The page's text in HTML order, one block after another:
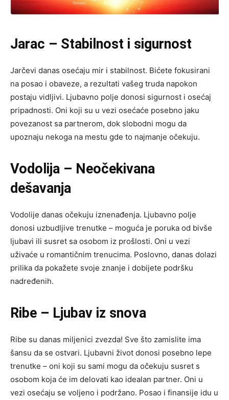
Jarac – Stabilnost i sigurnost
Jarčevi danas osećaju mir i stabilnost. Bićete fokusirani
na posao i obaveze, a rezultati vašeg truda napokon
postaju vidljivi. Ljubavno polje donosi sigurnost i osećaj
pripadnosti. Oni koji su u vezi osećaće posebno jaku
povezanost sa partnerom, dok slobodni mogu da
upoznaju nekoga na mestu gde to najmanje očekuju.
Vodolija – Neočekivana
dešavanja
Vodolije danas očekuju iznenađenja. Ljubavno polje
donosi uzbudljive trenutke – moguća je poruka od bivše
ljubavi ili susret sa osobom iz prošlosti. Oni u vezi
uživaće u romantičnim trenucima. Poslovno, danas dolazi
prilika da pokažete svoje znanje i dobijete podršku
nadređenih.
Ribe – Ljubav iz snova
Ribe su danas miljenici zvezda! Sve što zamislite ima
šansu da se ostvari. Ljubavni život donosi posebno lepe
trenutke – oni koji su sami mogu da očekuju susret s
osobom koja će im delovati kao idealan partner. Oni u
vezi osećaju se voljeno i podržano. Posao i finansije idu u